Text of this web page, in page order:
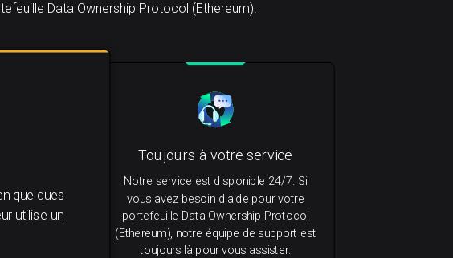
Data Ownership Protocol (Ethereum).
quelques
utilise un
Toujours à votre service
Notre service est disponible 24/7. Si
vous avez besoin d'aide pour votre
portefeuille Data Ownership Protocol
(Ethereum), notre équipe de support est
toujours là pour vous assister.